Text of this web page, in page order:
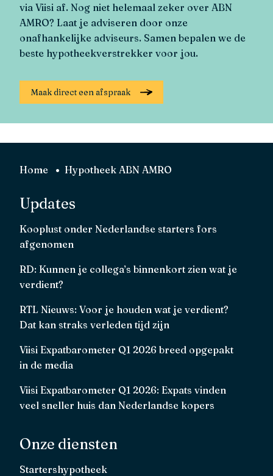
via Viisi af. Nog niet helemaal zeker over ABN
AMRO? Laat je adviseren door onze
onafhankelijke adviseurs. Samen bepalen we de
beste hypotheekverstrekker voor jou.
Maak direct een afspraak
Home Hypotheek ABN AMRO
Updates
Kooplust onder Nederlandse starters fors
afgenomen
RD: Kunnen je collega’s binnenkort zien wat je
verdient?
RTL Nieuws: Voor je houden wat je verdient?
Dat kan straks verleden tijd zijn
Viisi Expatbarometer Q1 2026 breed opgepakt
in de media
Viisi Expatbarometer Q1 2026: Expats vinden
veel sneller huis dan Nederlandse kopers
Onze diensten
Startershypotheek